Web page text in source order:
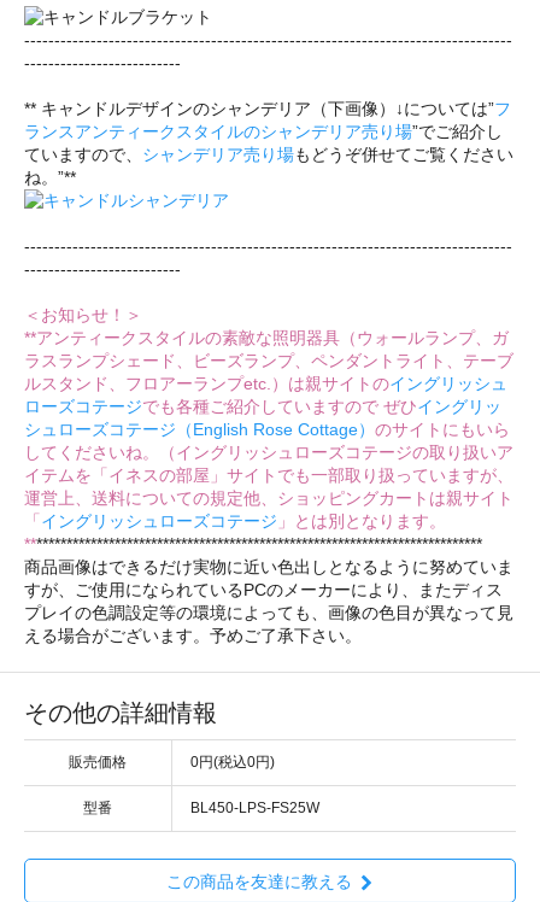
---------------------------------------------------------------------------------
--------------------------
** キャンドルデザインのシャンデリア（下画像）↓については”フ
ランスアンティークスタイルのシャンデリア売り場”でご紹介し
ていますので、 シャンデリア売り場もどうぞ併せてご覧ください
ね。”**
---------------------------------------------------------------------------------
--------------------------
＜お知らせ！＞
**アンティークスタイルの素敵な照明器具（ウォールランプ、ガ
ラスランプシェード、ビーズランプ、ペンダントライト、テーブ
ルスタンド、フロアーランプetc.）は親サイトのイングリッシュ
ローズコテージでも各種ご紹介していますので ぜひイングリッ
シュローズコテージ（English Rose Cottage） のサイトにもいら
してくださいね。（イングリッシュローズコテージの取り扱いア
イテムを「イネスの部屋」サイトでも一部取り扱っていますが、
運営上、送料についての規定他、ショッピングカートは親サイト
「 イングリッシュローズコテージ 」とは別となります。
****************************************************************************
商品画像はできるだけ実物に近い色出しとなるように努めていま
すが、ご使用になられているPCのメーカーにより、またディス
プレイの色調設定等の環境によっても、画像の色目が異なって見
える場合がございます。予めご了承下さい。
その他の詳細情報
販売価格 0円(税込0円)
型番 BL450-LPS-FS25W
この商品を友達に教える